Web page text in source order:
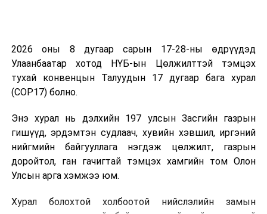
2026 оны 8 дугаар сарын 17-28-ны өдрүүдэд
Улаанбаатар хотод НҮБ-ын Цөлжилттэй тэмцэх
тухай конвенцын Талуудын 17 дугаар бага хурал
(COP17) болно.
Энэ хурал нь дэлхийн 197 улсын Засгийн газрын
гишүүд, эрдэмтэн судлаач, хувийн хэвшил, иргэний
нийгмийн байгууллага нэгдэж цөлжилт, газрын
доройтол, ган гачигтай тэмцэх хамгийн том Олон
Улсын арга хэмжээ юм.
Хурал болохтой холбоотой нийслэлийн замын